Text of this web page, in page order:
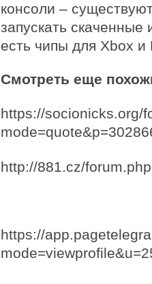
консоли –
запускать
есть чипы для Xbox и
Смотреть еще
https://socionicks.org/
http://881.cz/
https://